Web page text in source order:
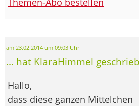
am 23.02.2014 um 09:03 Uhr
... hat KlaraHimmel
Hallo,
dass diese ganzen Mittelchen